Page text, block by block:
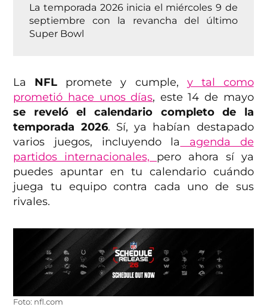
La temporada 2026 inicia el miércoles 9 de
septiembre con la revancha del último
Super Bowl
La NFL promete y cumple, y tal como
prometió hace unos días, este 14 de mayo
se reveló el calendario completo de la
temporada 2026. Sí, ya habían destapado
varios juegos, incluyendo la
agenda de
partidos internacionales, pero ahora sí ya
puedes apuntar en tu calendario cuándo
juega tu equipo contra cada uno de sus
rivales.
Foto: nfl.com